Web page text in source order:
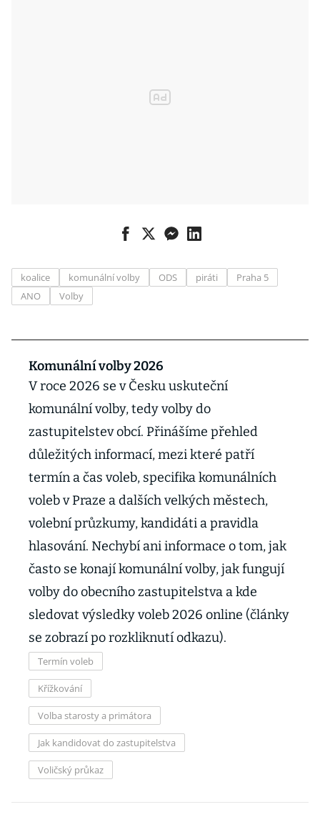
koalice komunální volby ODS piráti
Praha 5
ANO
Volby
Komunální volby 2026
V roce 2026 se v Česku uskuteční
komunální volby, tedy volby do
zastupitelstev obcí. Přinášíme přehled
důležitých informací, mezi které patří
termín a čas voleb, specifika komunálních
voleb v Praze a dalších velkých městech,
volební průzkumy, kandidáti a pravidla
hlasování. Nechybí ani informace o tom, jak
často se konají komunální volby, jak fungují
volby do obecního zastupitelstva a kde
sledovat výsledky voleb 2026 online (články
se zobrazí po rozkliknutí odkazu).
Termín voleb
Křížkování
Volba starosty a primátora
Jak kandidovat do zastupitelstva
Voličský průkaz